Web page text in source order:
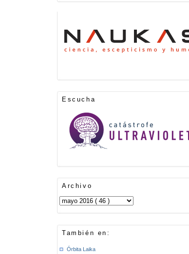
Escucha
Archivo
También en:
Órbita Laika